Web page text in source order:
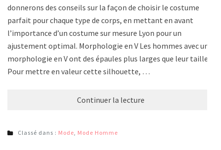
donnerons des conseils sur la façon de choisir le costume
parfait pour chaque type de corps, en mettant en avant
l’importance d’un costume sur mesure Lyon pour un
ajustement optimal. Morphologie en V Les hommes avec une
morphologie en V ont des épaules plus larges que leur taille.
Pour mettre en valeur cette silhouette, …
Continuer la lecture
Classé dans : Mode Mode Homme